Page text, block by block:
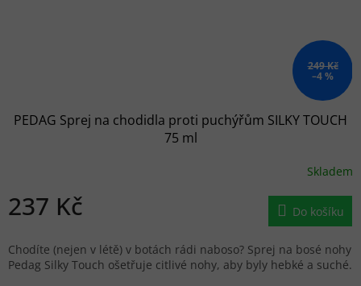
249 Kč
–4 %
PEDAG Sprej na chodidla proti puchýřům SILKY TOUCH
75 ml
Skladem
237 Kč Do košíku
Chodíte (nejen v létě) v botách rádi naboso? Sprej na bosé nohy
Pedag Silky Touch ošetřuje citlivé nohy, aby byly hebké a suché.